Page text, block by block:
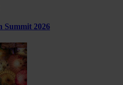
Summit 2026